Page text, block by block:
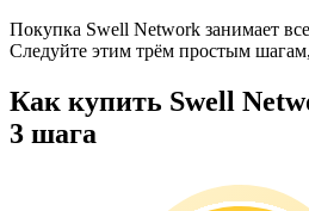
Покупка Swell Network занимает
Следуйте этим трём простым
Как купить Swell
3 шага